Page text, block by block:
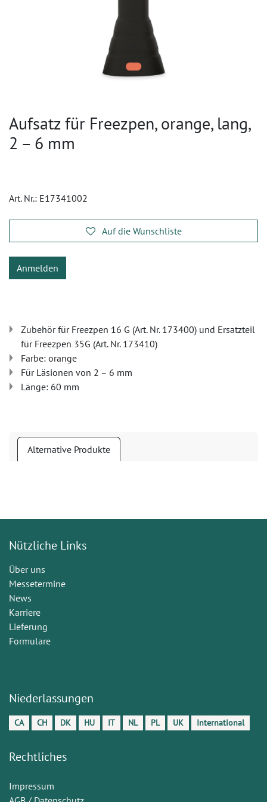
Aufsatz für Freezpen, orange, lang,
2 – 6 mm
Art. Nr.: E17341002
Auf die Wunschliste
Anmelden
Zubehör für Freezpen 16 G (Art. Nr. 173400) und Ersatzteil
für Freezpen 35G (Art. Nr. 173410)
Farbe: orange
Für Läsionen von 2 – 6 mm
Länge: 60 mm
Alternative Produkte
Nützliche Links
Über uns
Messetermine
News
Karriere
Lieferung
Formulare
Niederlassungen
CA CH DK HU IT NL PL UK International
Rechtliches
Impressum